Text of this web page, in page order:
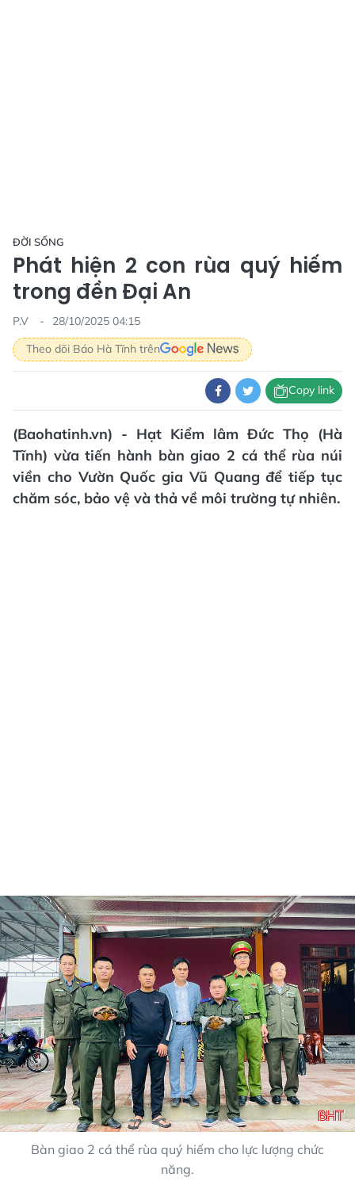
ĐỜI SỐNG
Phát hiện 2 con rùa quý hiếm
trong đền Đại An
P.V
28/10/2025 04:15
Theo dõi Báo Hà Tĩnh trên
Copy link
(Baohatinh.vn) - Hạt Kiểm lâm Đức Thọ (Hà
Tĩnh) vừa tiến hành bàn giao 2 cá thể rùa núi
viền cho Vườn Quốc gia Vũ Quang để tiếp tục
chăm sóc, bảo vệ và thả về môi trường tự nhiên.
Bàn giao 2 cá thể rùa quý hiếm cho lực lượng chức
năng.